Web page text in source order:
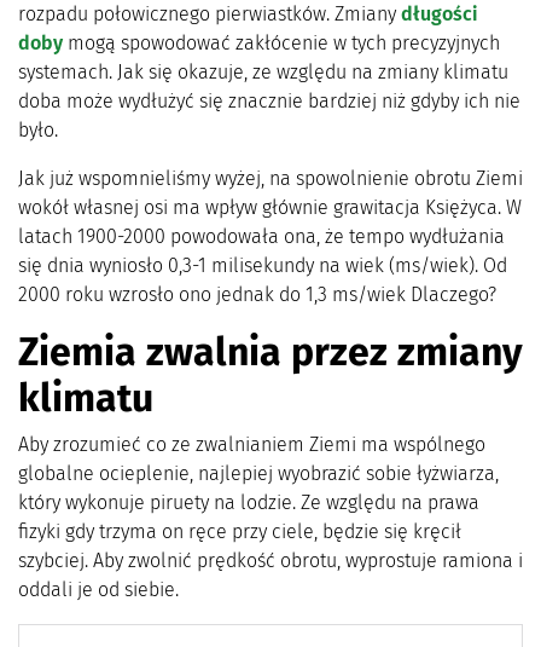
rozpadu połowicznego pierwiastków. Zmiany długości
doby mogą spowodować zakłócenie w tych precyzyjnych
systemach. Jak się okazuje, ze względu na zmiany klimatu
doba może wydłużyć się znacznie bardziej niż gdyby ich nie
było.
Jak już wspomnieliśmy wyżej, na spowolnienie obrotu Ziemi
wokół własnej osi ma wpływ głównie grawitacja Księżyca. W
latach 1900-2000 powodowała ona, że tempo wydłużania
się dnia wyniosło 0,3-1 milisekundy na wiek (ms/wiek). Od
2000 roku wzrosło ono jednak do 1,3 ms/wiek Dlaczego?
Ziemia zwalnia przez zmiany
klimatu
Aby zrozumieć co ze zwalnianiem Ziemi ma wspólnego
globalne ocieplenie, najlepiej wyobrazić sobie łyżwiarza,
który wykonuje piruety na lodzie. Ze względu na prawa
fizyki gdy trzyma on ręce przy ciele, będzie się kręcił
szybciej. Aby zwolnić prędkość obrotu, wyprostuje ramiona i
oddali je od siebie.